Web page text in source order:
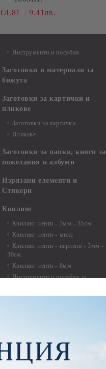
€4.81
9.41лв.
Инструменти и пособия
Заготовки и материали за
бижута
Заготовки за картички и
пликове
Заготовки за картички
Пликове
Заготовки за папки, книги за
пожелания и албуми
Изрязани елементи и
Стикери
Квилинг
Квилинг ленти - 3мм - 35см.
Квилинг ленти - микс
Квилинг ленти - перлени - 3мм -
30см.
Квилинг ленти - 8мм
Инструменти и пособия за
Лепящи ленти
3D Повдигащи квадратчета и